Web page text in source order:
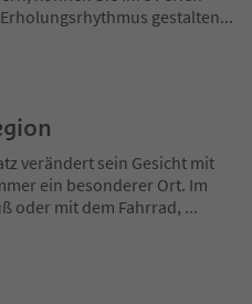
gestalten...
verändert sein Gesicht mit
ein besonderer Ort. Im
oder mit dem Fahrrad, ...